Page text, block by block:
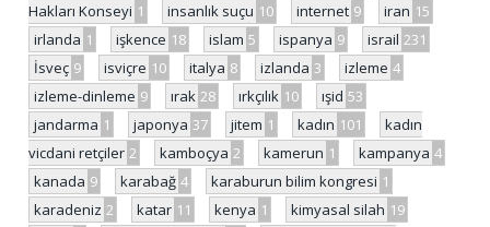
Hakları Konseyi 1 insanlık suçu 10 internet 9 iran 15
irlanda 1 işkence 18 islam 5 ispanya 9 israil 231
İsveç 9 isviçre 10 italya 8 izlanda 3 izleme 4
izleme-dinleme 9 ırak 28 ırkçılık 10 ışid 53
jandarma 1 japonya 37 jitem 1 kadın 101
kadın
vicdani retçiler 2 kamboçya 2 kamerun 1 kampanya 4
kanada 9 karabağ 4 karaburun bilim kongresi 1
karadeniz 2 katar 11 kenya 1 kimyasal silah 19